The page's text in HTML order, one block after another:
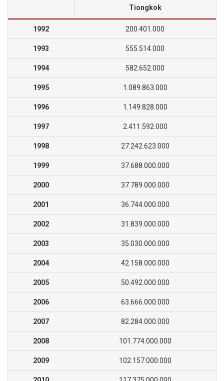
Tiongkok
1992 200.401.000
1993 555.514.000
1994 582.652.000
1995 1.089.863.000
1996 1.149.828.000
1997 2.411.592.000
1998 27.242.623.000
1999 37.688.000.000
2000 37.789.000.000
2001 36.744.000.000
2002 31.839.000.000
2003 35.030.000.000
2004 42.158.000.000
2005 50.492.000.000
2006 63.666.000.000
2007 82.284.000.000
2008 101.774.000.000
2009 102.157.000.000